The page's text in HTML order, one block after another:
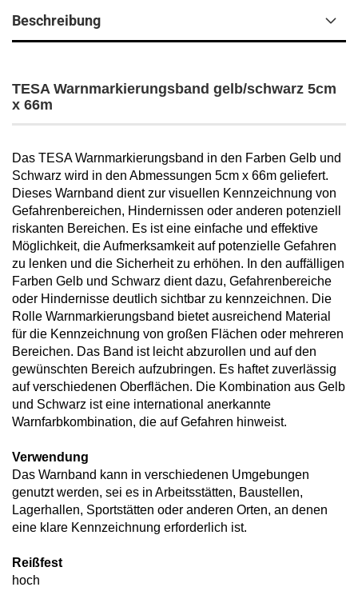
Beschreibung
TESA Warnmarkierungsband gelb/schwarz 5cm
x 66m
Das TESA Warnmarkierungsband in den Farben Gelb und
Schwarz wird in den Abmessungen 5cm x 66m geliefert.
Dieses Warnband dient zur visuellen Kennzeichnung von
Gefahrenbereichen, Hindernissen oder anderen potenziell
riskanten Bereichen. Es ist eine einfache und effektive
Möglichkeit, die Aufmerksamkeit auf potenzielle Gefahren
zu lenken und die Sicherheit zu erhöhen. In den auffälligen
Farben Gelb und Schwarz dient dazu, Gefahrenbereiche
oder Hindernisse deutlich sichtbar zu kennzeichnen. Die
Rolle Warnmarkierungsband bietet ausreichend Material
für die Kennzeichnung von großen Flächen oder mehreren
Bereichen. Das Band ist leicht abzurollen und auf den
gewünschten Bereich aufzubringen. Es haftet zuverlässig
auf verschiedenen Oberflächen. Die Kombination aus Gelb
und Schwarz ist eine international anerkannte
Warnfarbkombination, die auf Gefahren hinweist.
Verwendung
Das Warnband kann in verschiedenen Umgebungen
genutzt werden, sei es in Arbeitsstätten, Baustellen,
Lagerhallen, Sportstätten oder anderen Orten, an denen
eine klare Kennzeichnung erforderlich ist.
Reißfest
hoch